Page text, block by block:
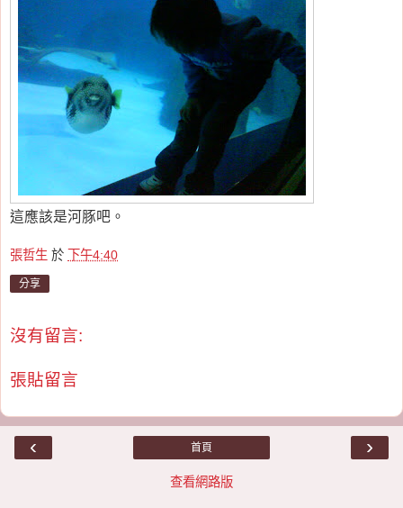
這應該是河豚吧。
張哲生 於 下午4:40
分享
沒有留言:
張貼留言
‹ ›
首頁
查看網路版